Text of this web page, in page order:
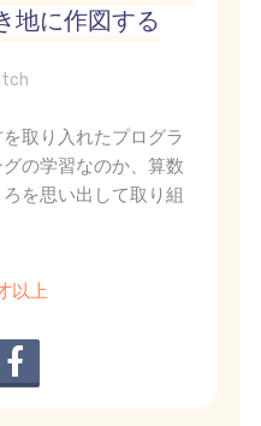
地に作図する
取り入れたプログラ
の学習なのか、算数
を思い出して取り組
以上